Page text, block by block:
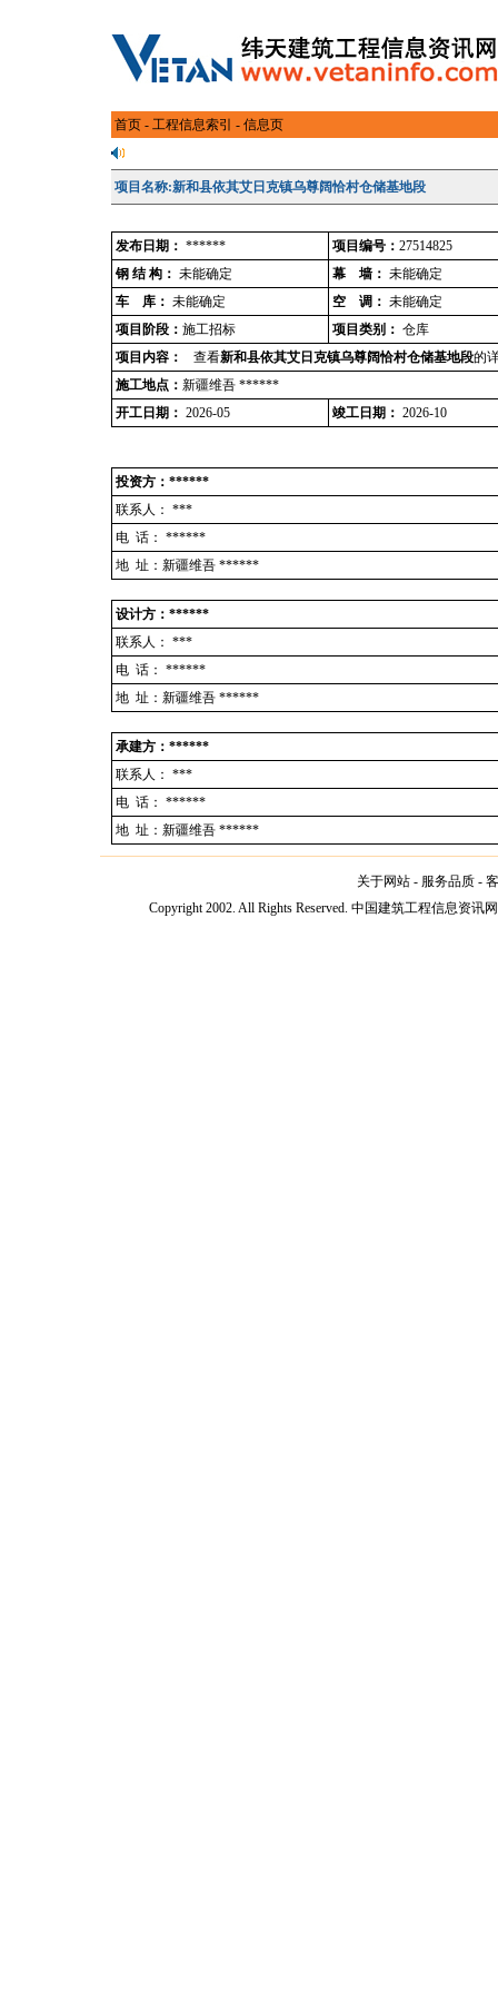
首页 - 工程信息索引 - 信息页
项目名称:新和县依其艾日克镇乌尊阔恰村仓储基地段
发布日期： ****** 项目编号： 27514825
钢 结 构： 未能确定 幕 墙： 未能确定
车 库： 未能确定 空 调： 未能确定
项目阶段： 施工招标 项目类别： 仓库
项目内容：
查看新和县依其艾日克镇乌尊阔恰村仓储基地段的
施工地点： 新疆维吾 ******
开工日期： 2026-05 竣工日期： 2026-10
投资方：******
联系人： ***
电 话： ******
地 址：新疆维吾 ******
设计方：******
联系人： ***
电 话： ******
地 址：新疆维吾 ******
承建方：******
联系人： ***
电 话： ******
地 址：新疆维吾 ******
关于网站 - 服务品质 -
Copyright 2002. All Rights Reserved. 中国建筑工程信息资讯